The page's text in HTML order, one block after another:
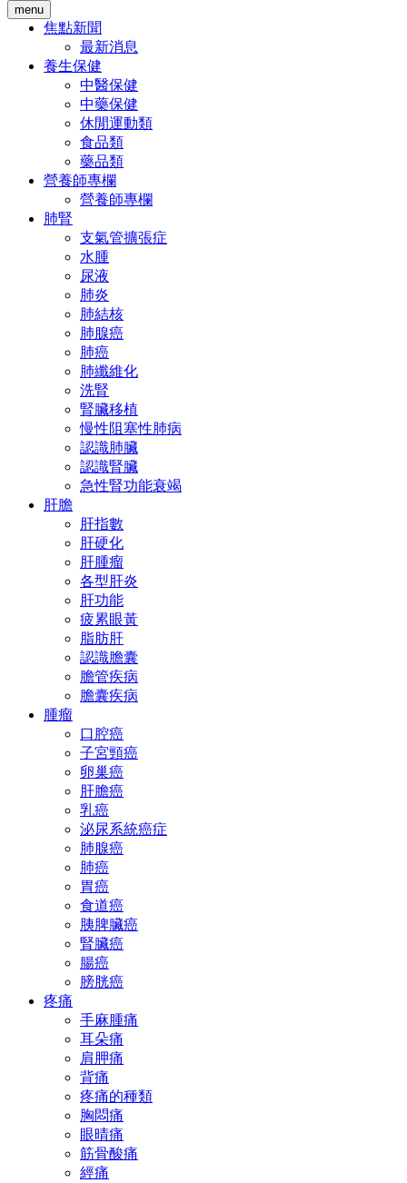
menu
焦點新聞
最新消息
養生保健
中醫保健
中藥保健
休閒運動類
食品類
藥品類
營養師專欄
營養師專欄
肺腎
支氣管擴張症
水腫
尿液
肺炎
肺結核
肺腺癌
肺癌
肺纖維化
洗腎
腎臟移植
慢性阻塞性肺病
認識肺臟
認識腎臟
急性腎功能衰竭
肝膽
肝指數
肝硬化
肝腫瘤
各型肝炎
肝功能
疲累眼黃
脂肪肝
認識膽囊
膽管疾病
膽囊疾病
腫瘤
口腔癌
子宮頸癌
卵巢癌
肝膽癌
乳癌
泌尿系統癌症
肺腺癌
肺癌
胃癌
食道癌
胰脾臟癌
腎臟癌
腸癌
膀胱癌
疼痛
手麻腫痛
耳朵痛
肩胛痛
背痛
疼痛的種類
胸悶痛
眼晴痛
筋骨酸痛
經痛